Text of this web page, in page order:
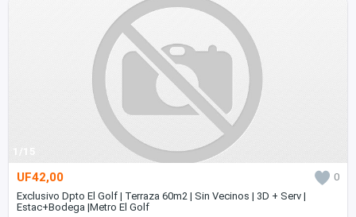
1/15
UF42,00
0
Exclusivo Dpto El Golf | Terraza 60m2 | Sin Vecinos | 3D + Serv |
Estac+Bodega |Metro El Golf